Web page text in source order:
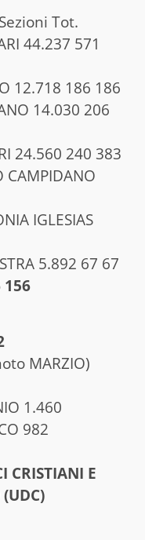
Tot.
44.237 571
12.718 186 186
14.030 206
24.560 240 383
IGLESIAS
5.892 67 67
156
MARZIO)
1.460
982
CRISTIANI E